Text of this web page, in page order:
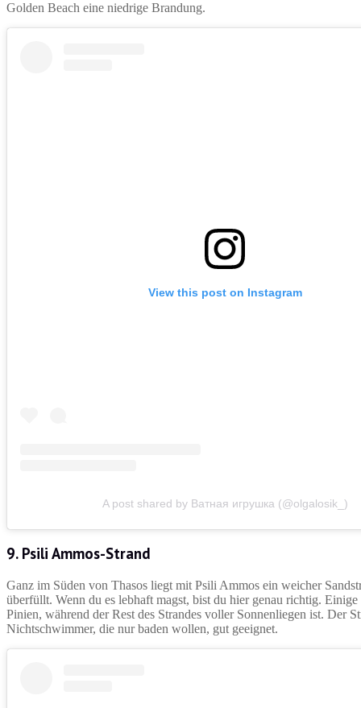
Golden Beach eine niedrige Brandung.
View this post on Instagram
A post shared by Ватная игрушка (@olgalosik_)
9. Psili Ammos-Strand
Ganz im Süden von Thasos liegt mit Psili Ammos ein weicher
überfüllt. Wenn du es lebhaft magst, bist du hier genau richtig.
Pinien, während der Rest des Strandes voller Sonnenliegen ist. Der
Nichtschwimmer, die nur baden wollen, gut geeignet.